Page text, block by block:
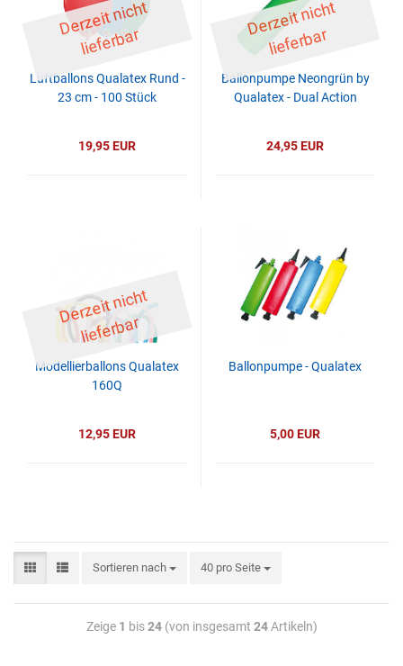
D
er
z
eit
ni
c
ht
li
ef
er
b
ar
Luftballons Qualatex Rund -
23 cm - 100 Stück
19,95 EUR
D
er
z
eit
ni
c
ht
li
ef
er
b
ar
Ballonpumpe Neongrün by
Qualatex - Dual Action
24,95 EUR
D
er
z
eit
ni
c
ht
li
ef
er
b
ar
Modellierballons Qualatex
160Q
12,95 EUR
Ballonpumpe - Qualatex
5,00 EUR
Sortieren nach 40 pro Seite
Zeige 1 bis24(von insgesamt 24Artikeln)